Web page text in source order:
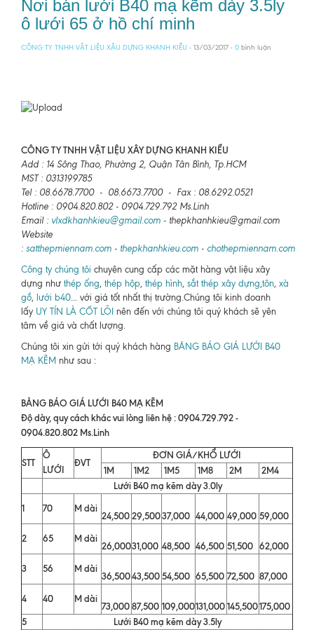
Nơi bán lưới B40 mạ kẽm dày 3.5ly
ô lưới 65 ở hồ chí minh
CÔNG TY TNHH VẬT LIỆU XÂU DỰNG KHANH KIỀU - 13/03/2017 - 0 bình luận
CÔNG TY TNHH VẬT LIỆU XÂY DỰNG KHANH KIỀU
Add : 14 Sông Thao, Phường 2, Quận Tân Bình, Tp.HCM
MST : 0313199785
Tel : 08.6678.7700 - 08.6673.7700 - Fax : 08.6292.0521
Hotline : 0904.820.802 - 0904.729.792 Ms.Linh
Email : vlxdkhanhkieu@gmail.com - thepkhanhkieu@gmail.com
Website
: satthepmiennam.com - thepkhanhkieu.com - chothepmiennam.com
Công ty chúng tôi chuyên cung cấp các mặt hàng vật liệu xây
dựng như thép ống, thép hộp, thép hình, sắt thép xây dựng,tôn, xà
gồ, lưới b40 ... với giá tốt nhất thị trường.Chúng tôi kinh doanh
lấy UY TÍN LÀ CỐT LÕI nên đến với chúng tôi quý khách sẽ yên
tâm về giá và chất lượng.
Chúng tôi xin gửi tới quý khách hàng BẢNG BÁO GIÁ LƯỚI B40
MẠ KẼM như sau :
BẢNG BÁO GIÁ LƯỚI B40 MẠ KẼM
Độ dày, quy cách khác vui lòng liên hệ : 0904.729.792 -
0904.820.802 Ms.Linh
STT
Ô
LƯỚI
ĐVT
ĐƠN GIÁ/KHỔ LƯỚI
1M
1M2 1M5 1M8 2M
2M4
Lưới B40 mạ kẽm dày 3.0ly
1
70 M dài
24,50029,50037,000 44,000 49,000 59,000
2
65 M dài
26,00031,000 48,500 46,500 51,500 62,000
3
56 M dài
36,50043,50054,500 65,500 72,500 87,000
4
40 M dài
73,00087,500 109,000131,000145,500175,000
5
Lưới B40 mạ kẽm dày 3.5ly